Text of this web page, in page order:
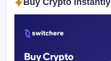
Buy Crypto Instantly